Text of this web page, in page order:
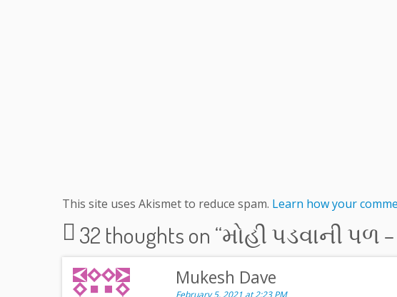
This site uses Akismet to reduce spam. Learn how your
32 thoughts on “મોહી પડવાની પળ
Mukesh Dave
February 5, 2021 at 2:23 PM